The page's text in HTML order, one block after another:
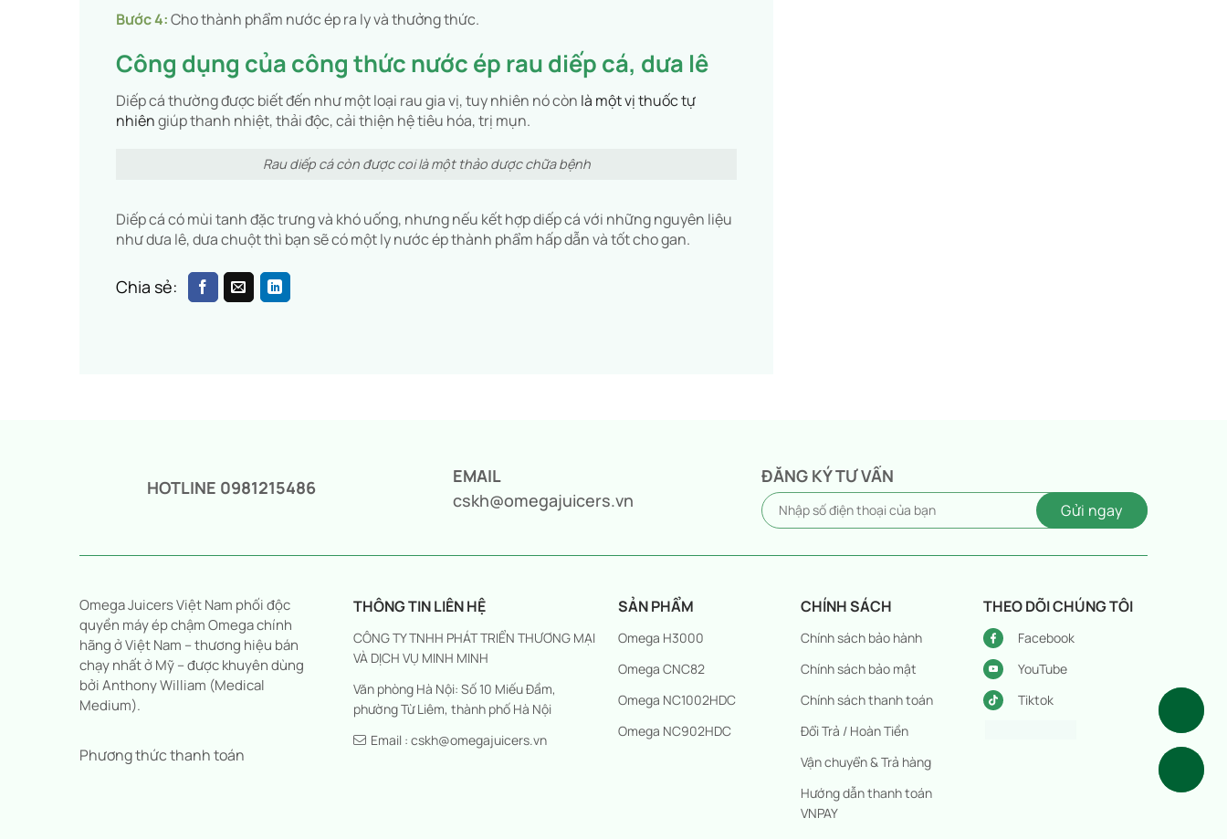
Bước 4:Cho thành phẩm nước ép ra ly và thưởng thức.
Công dụng của công thức nước ép rau diếp cá, dưa lê
Diếp cá thường được biết đến như một loại rau gia vị, tuy nhiên nó còn là một vị thuốc tự
nhiêngiúp thanh nhiệt, thải độc, cải thiện hệ tiêu hóa, trị mụn.
Rau diếp cá còn được coi là một thảo dược chữa bệnh
Diếp cá có mùi tanh đặc trưng và khó uống, nhưng nếu kết hợp diếp cá với những nguyên liệu
như dưa lê, dưa chuột thì bạn sẽ có một ly nước ép thành phẩm hấp dẫn và tốt cho gan.
Chia sẻ:
HOTLINE 0981215486
EMAIL
cskh@omegajuicers.vn
ĐĂNG KÝ TƯ VẤN
Omega Juicers Việt Nam phối độc
quyền máy ép chậm Omega chính
hãng ở Việt Nam – thương hiệu bán
chạy nhất ở Mỹ – được khuyên dùng
bởi Anthony William (Medical
Medium).
Phương thức thanh toán
THÔNG TIN LIÊN HỆ
CÔNG TY TNHH PHÁT TRIỂN THƯƠNG MẠI
VÀ DỊCH VỤ MINH MINH
Văn phòng Hà Nội: Số 10 Miếu Đầm,
phường Từ Liêm, thành phố Hà Nội
Email : cskh@omegajuicers.vn
SẢN PHẨM
Omega H3000
Omega CNC82
Omega NC1002HDC
Omega NC902HDC
CHÍNH SÁCH
Chính sách bảo hành
Chính sách bảo mật
Chính sách thanh toán
Đổi Trả / Hoàn Tiền
Vận chuyển & Trả hàng
Hướng dẫn thanh toán
VNPAY
THEO DÕI CHÚNG TÔI
Facebook
YouTube
Tiktok